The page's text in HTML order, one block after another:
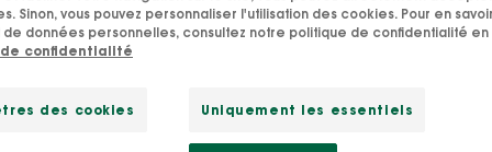
Sinon, vous pouvez personnaliser l'utilisation des cookies. Pour en
données personnelles, consultez notre politique de confidentialité en
confidentialité
des cookies Uniquement les essentiels